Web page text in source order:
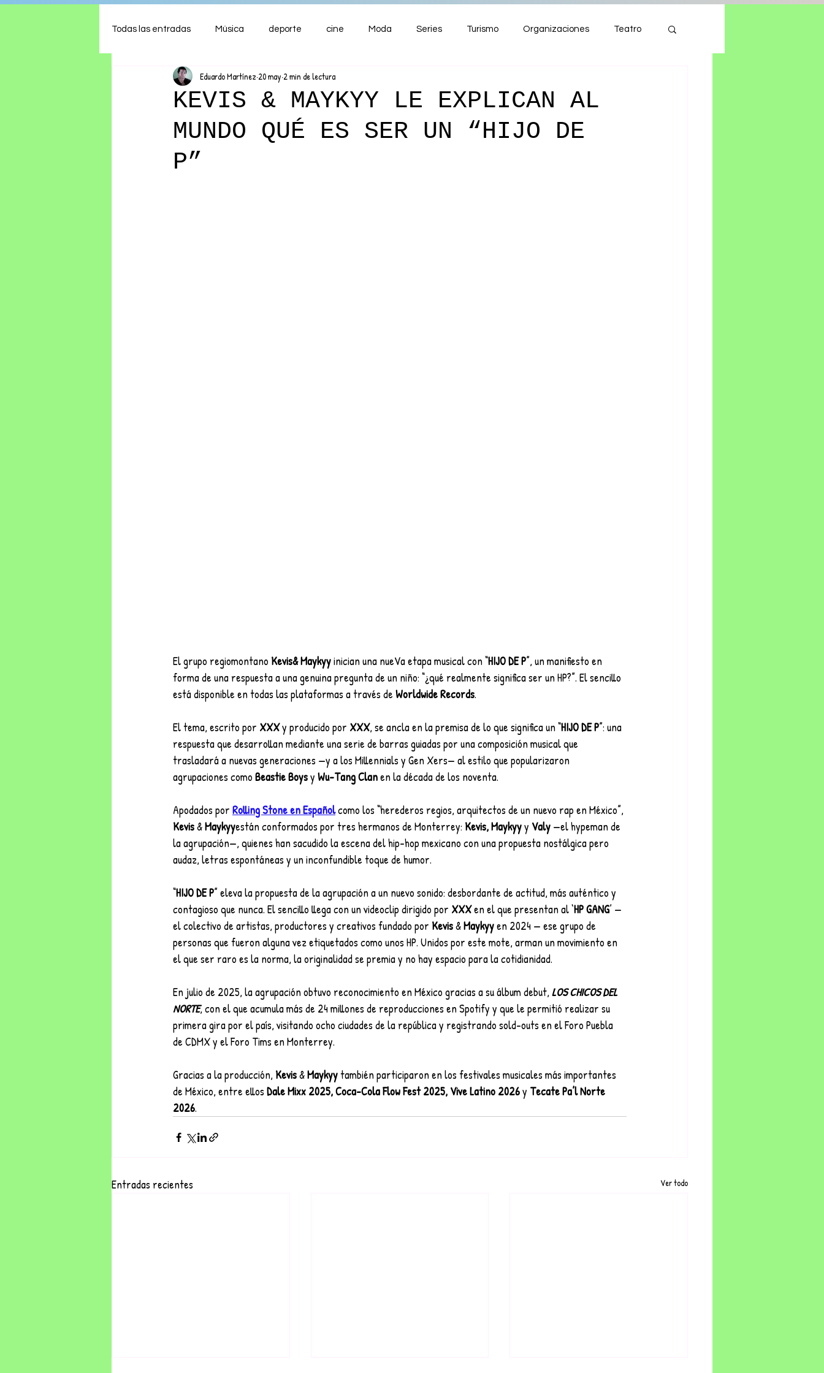
Todas las entradas Música deporte cine Moda Series Turismo Organizaciones Teatro
Shows Comida ENTRETENIMIENTO
Ambiente Hogar Finanzas
KEVIS & MAYKYY LE EXPLICAN AL
MUNDO QUÉ ES SER UN “HIJO DE
P”
Eduardo Martínez 20 may 2 min de lectura
El grupo regiomontano Kevis& Maykyy inician una nueVa etapa musical con “HIJO DE P”, un manifiesto en
forma de una respuesta a una genuina pregunta de un niño: “¿qué realmente significa ser un HP?”. El sencillo
está disponible en todas las plataformas a través de Worldwide Records.
El tema, escrito por XXX y producido por XXX, se ancla en la premisa de lo que significa un “HIJODEP”: una
respuesta que desarrollan mediante una serie de barras guiadas por una composición musical que
trasladará a nuevas generaciones —y a los Millennials y Gen Xers— al estilo que popularizaron
agrupaciones como Beastie Boys y Wu-Tang Clan en la década de los noventa.
Apodados por Rolling Stone en Español como los “herederos regios, arquitectos de un nuevo rap en México”,
Kevis & Maykyyestán conformados por tres hermanos de Monterrey: Kevis, Maykyy y Valy —el hypeman de
la agrupación—, quienes han sacudido la escena del hip-hop mexicano con una propuesta nostálgica pero
audaz, letras espontáneas y un inconfundible toque de humor.
“HIJO DE P” eleva la propuesta de la agrupación a un nuevo sonido: desbordante de actitud, más auténtico y
contagioso que nunca. El sencillo llega con un videoclip dirigido por XXX en el que presentan al ‘HP GANG’ —
el colectivo de artistas, productores y creativos fundado por Kevis & Maykyy en 2024 — ese grupo de
personas que fueron alguna vez etiquetados como unos HP. Unidos por este mote, arman un movimiento en
el que ser raro es la norma, la originalidad se premia y no hay espacio para la cotidianidad.
En julio de 2025, la agrupación obtuvo reconocimiento en México gracias a su álbum debut, LOS CHICOS DEL
NORTE, con el que acumula más de 24 millones de reproducciones en Spotify y que le permitió realizar su
primera gira por el país, visitando ocho ciudades de la república y registrando sold-outs en el Foro Puebla
de CDMX y el Foro Tims en Monterrey.
Gracias a la producción, Kevis & Maykyy también participaron en los festivales musicales más importantes
de México, entre ellos Dale Mixx 2025, Coca-Cola Flow Fest 2025, Vive Latino 2026 y Tecate Pa’l Norte
2026.
Entradas recientes Ver todo